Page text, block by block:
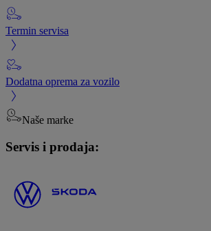
Termin servisa
Dodatna oprema za vozilo
Naše marke
Servis i prodaja: